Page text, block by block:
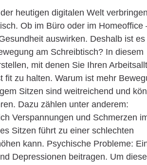
heutigen digitalen Welt verbringen
Ob im Büro oder im Homeoffice
auswirken. Deshalb ist es
am Schreibtisch? In diesem
mit denen Sie Ihren
zu halten. Warum ist mehr
Sitzen sind weitreichend und
Dazu zählen unter anderem:
Verspannungen und Schmerzen
Sitzen führt zu einer schlechten
kann. Psychische Probleme:
Depressionen beitragen. Um